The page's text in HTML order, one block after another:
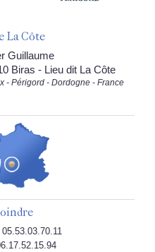
La Côte
Guillaume
Biras - Lieu dit La Côte
- Périgord - Dordogne - France